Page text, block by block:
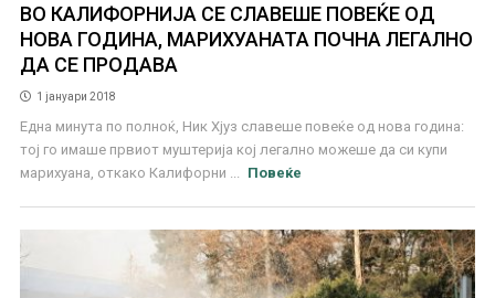
ВО КАЛИФОРНИЈА СЕ СЛАВЕШЕ ПОВЕЌЕ ОД
НОВА ГОДИНА, МАРИХУАНАТА ПОЧНА ЛЕГАЛНО
ДА СЕ ПРОДАВА
1 јануари 2018
Една минута по полноќ, Ник Хјуз славеше повеќе од нова година:
тој го имаше првиот муштерија кој легално можеше да си купи
марихуана, откако Калифорни ...
Повеќе